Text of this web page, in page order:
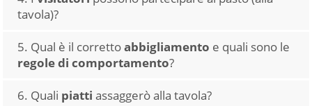
panigyras
Panagia Chrysopigi
Dormizione della Vergine Maria
Esaltazione della Santa Croce
dalle associazioni locali e dal Comune
tavola)?
5. Qual è il correttoabbigliamento e quali sono le
regole di comportamento?
6. Quali piatti assaggerò alla tavola?